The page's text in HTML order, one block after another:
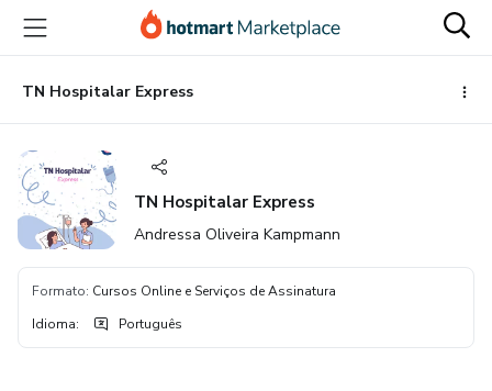
para
conteúdo
principal
para
pagamento
para
rodapé
TN Hospitalar Express
TN Hospitalar Express
Andressa Oliveira Kampmann
Formato: Cursos Online e Serviços de Assinatura
Idioma: Português